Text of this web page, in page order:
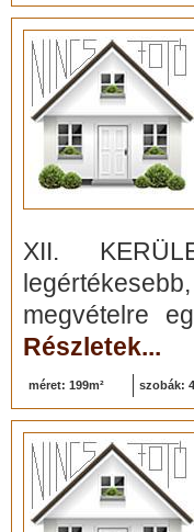
XII.
megvételre
Részletek...
méret: 199m² szobák: 4